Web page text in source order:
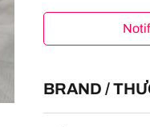
BRAND /